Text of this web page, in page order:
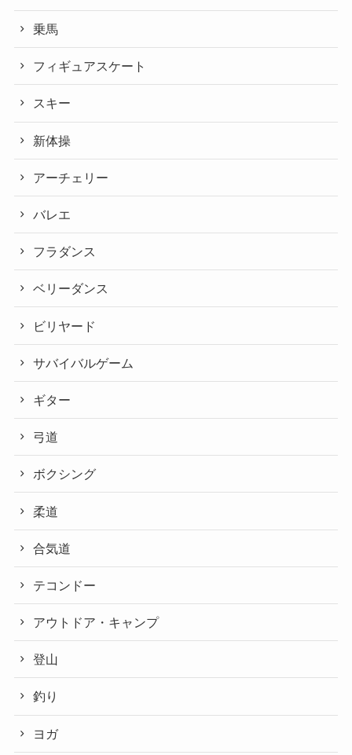
乗馬
フィギュアスケート
スキー
新体操
アーチェリー
バレエ
フラダンス
ベリーダンス
ビリヤード
サバイバルゲーム
ギター
弓道
ボクシング
柔道
合気道
テコンドー
アウトドア・キャンプ
登山
釣り
ヨガ